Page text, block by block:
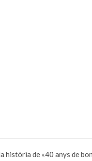
de «40 anys de